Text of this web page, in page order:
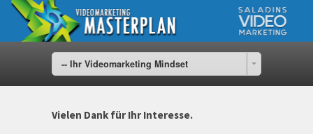
-- Ihr Videomarketing Mindset
Vielen Dank für Ihr Interesse.